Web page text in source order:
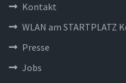
Kontakt
WLAN am STARTPLATZ
Presse
Jobs